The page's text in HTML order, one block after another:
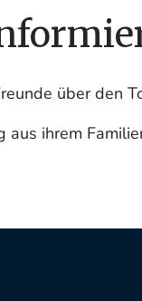
über den
ihrem